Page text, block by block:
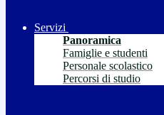
Servizi
Panoramica
Famiglie e studenti
Personale scolastico
Percorsi di studio